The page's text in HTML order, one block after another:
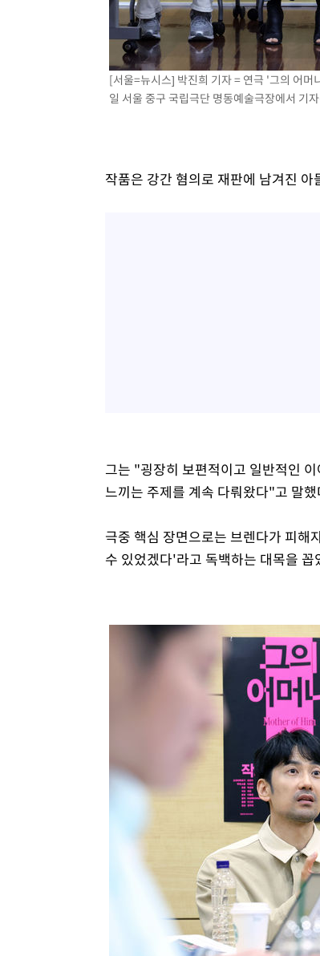
[서울=뉴시스] 박진희 기자 = 연극 '그의 어
일 서울 중구 국립극단 명동예술극장에서 기
작품은 강간 혐의로 재판에 남겨진
그는 "굉장히 보편적이고 일반적인
느끼는 주제를 계속 다뤄왔다"고 말
극중 핵심 장면으로는 브렌다가 피해
수 있었겠다'라고 독백하는 대목을 꼽